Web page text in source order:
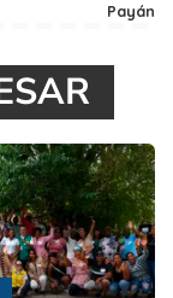
Payán